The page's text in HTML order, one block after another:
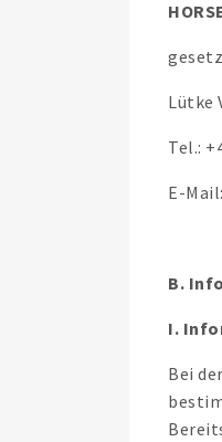
Lütke
Tel.:
E-
B.
I.
Bei